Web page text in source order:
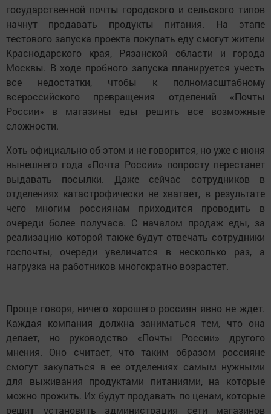
государственной почты городского и сельского типов
начнут продавать продукты питания. На этапе
тестового запуска проекта покупать еду смогут жители
Краснодарского края, Рязанской области и города
Москвы. В ходе пробного запуска планируется учесть
все недостатки, чтобы к полномасштабному
всероссийского превращения отделений «Почты
России» в магазины еды решить все возможные
сложности.
Хоть официально об этом и не говорится, но уже с июня
нынешнего года «Почта России» попросту перестанет
выдавать посылки. Даже сейчас сотрудников в
отделениях катастрофически не хватает, в результате
чего многим россиянам приходится проводить в
очереди более получаса. С началом продаж еды, за
реализацию которой также будут отвечать сотрудники
госпочты, очереди увеличатся в несколько раз, а
нагрузка на работников многократно возрастет.
Проще говоря, ничего хорошего россиян явно не ждет.
Каждая компания должна заниматься тем, что она
делает, но руководство «Почты России» другого
мнения. Оно считает, что таким образом россияне
смогут закупаться в ее отделениях самым нужными
для выживания продуктами питаниями, на которые
можно прожить. Их будут продавать по ценам, которые
решит установить администрация сети магазинов